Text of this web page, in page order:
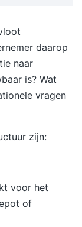
in kaart
profit zich
in de
zij hier op
geven
daarop
naar
is? Wat
vragen
zijn:
voor het
of